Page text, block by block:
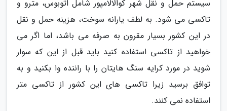
سیستم حمل و نقل شهر کوالالامپور شامل اتوبوس، مترو و
تاکسی می شود. به لطف یارانه سوخت، هزینه حمل و نقل
در این کشور بسیار مقرون به صرفه می باشد، اما اگر می
خواهید از تاکسی استفاده کنید باید قبل از این که سوار
شوید در مورد کرایه سنگ هایتان را با راننده وا بکنید و به
توافق برسید زیرا تاکسی های این کشور از تاکسی متر
استفاده نمی کنند.